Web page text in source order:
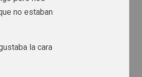
no estaban
la cara